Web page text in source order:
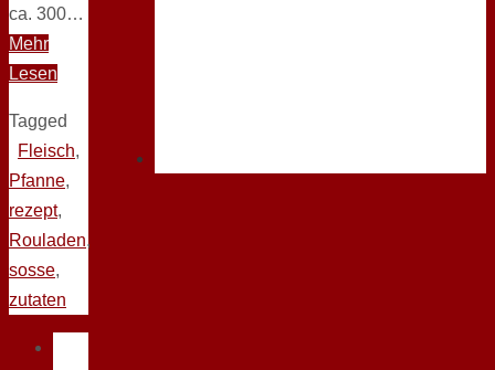
ca. 300…
Mehr
Lesen
Tagged
Fleisch,
Pfanne,
rezept,
Rouladen,
sosse,
zutaten